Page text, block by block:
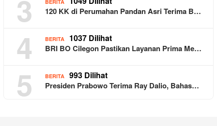
3 BERITA
120 KK di Perumahan Pandan Asri Terima B…
4 BERITA 1037 Dilihat
BRI BO Cilegon Pastikan Layanan Prima Me…
5 BERITA 993 Dilihat
Presiden Prabowo Terima Ray Dalio, Bahas…